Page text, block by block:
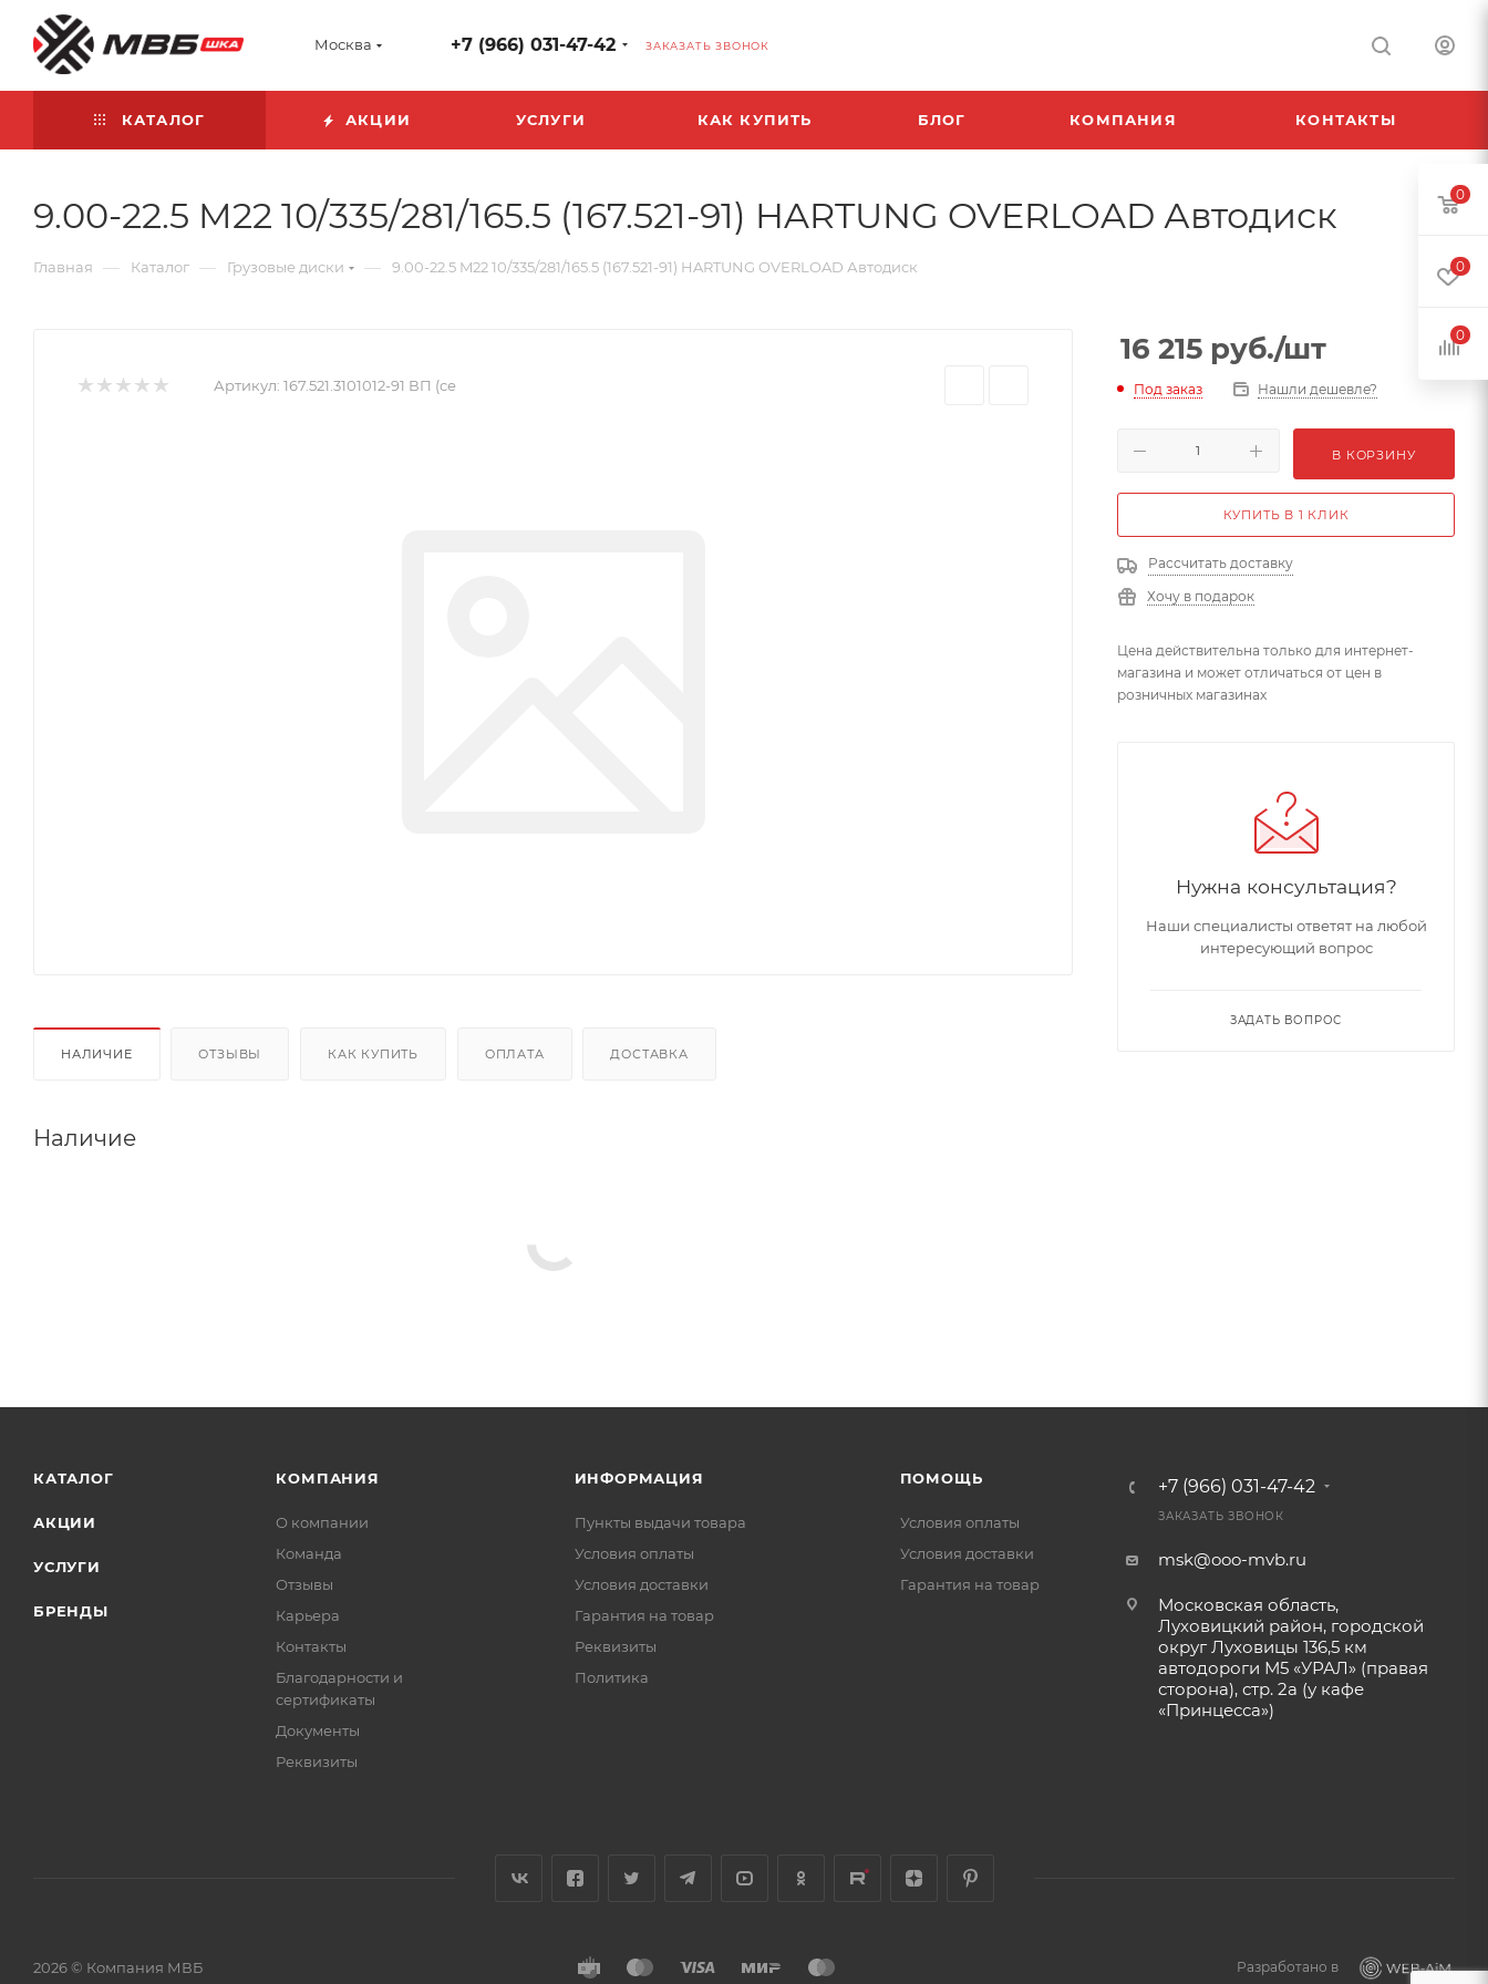
Москва +7 (966) 031-47-42 ЗАКАЗАТЬ ЗВОНОК
КАТАЛОГ АКЦИИ УСЛУГИ КАК КУПИТЬ БЛОГ КОМПАНИЯ КОНТАКТЫ
9.00-22.5 M22 10/335/281/165.5 (167.521-91) HARTUNG OVERLOAD Автодиск
Главная — Каталог — Грузовые диски — 9.00-22.5 M22 10/335/281/165.5 (167.521-91) HARTUNG OVERLOAD Автодиск
Артикул: 167.521.3101012-91 ВП (се
НАЛИЧИЕ ОТЗЫВЫ КАК КУПИТЬ ОПЛАТА ДОСТАВКА
Наличие
16 215 руб./шт
Под заказ Нашли дешевле?
В КОРЗИНУ
КУПИТЬ В 1 КЛИК
Рассчитать доставку
Хочу в подарок
Цена действительна только для интернет-
магазина и может отличаться от цен в
розничных магазинах
Нужна консультация?
Наши специалисты ответят на любой
интересующий вопрос
ЗАДАТЬ ВОПРОС
КАТАЛОГ
АКЦИИ
УСЛУГИ
БРЕНДЫ
КОМПАНИЯ
О компании
Команда
Отзывы
Карьера
Контакты
Благодарности и
сертификаты
Документы
Реквизиты
ИНФОРМАЦИЯ
Пункты выдачи товара
Условия оплаты
Условия доставки
Гарантия на товар
Реквизиты
Политика
ПОМОЩЬ
Условия оплаты
Условия доставки
Гарантия на товар
+7 (966) 031-47-42
ЗАКАЗАТЬ ЗВОНОК
msk@ooo-mvb.ru
Московская область,
Луховицкий район, городской
округ Луховицы 136,5 км
автодороги М5 «УРАЛ» (правая
сторона), стр. 2а (у кафе
«‎Принцесса»)
2026 © Компания МВБ Разработано в
0
0
0